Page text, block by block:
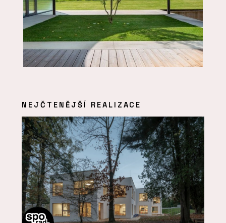
NEJČTENĚJŠÍ REALIZACE